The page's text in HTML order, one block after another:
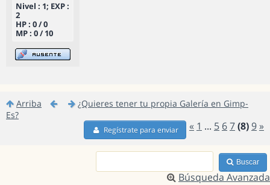
Nivel : 1; EXP :
2
HP : 0 / 0
MP : 0 / 10
Arriba
¿Quieres tener tu propia Galería en Gimp-
Es?
« 1 ... 5 67(8) 9 »
Regístrate para enviar
Buscar
Búsqueda Avanzada